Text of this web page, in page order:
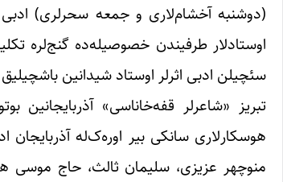
(دوشنبه آخشام‌لاری و جمعه سحرلری) ادبی
اوستادلار طرفیندن خصوصیله‌ده گنج‌لره
سئچیلن ادبی اثرلر اوستاد شیدانین
تبریز «شاعرلر قفه‌خاناسی» آذربایجانین
هوسکارلاری سانکی بیر اوره‌ک‌له
منوچهر عزیزی، سلیمان ثالث، حاج موسی